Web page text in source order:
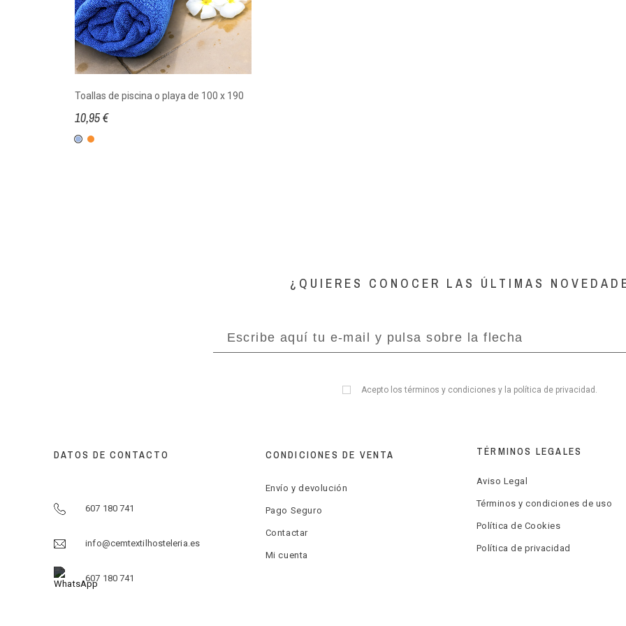
Toallas de piscina o playa de 100 x 190
10,95 €
Celeste
Naranja
¿QUIERES CONOCER LAS ÚLTIMAS
Acepto lostérminos y condiciones y la política de privacidad .
DATOS DE CONTACTO
607 180 741
info@cemtextilhosteleria.es
607 180 741
CONDICIONES DE VENTA
Envío y devolución
Pago Seguro
Contactar
Mi cuenta
TÉRMINOS LEGALES
Aviso Legal
Términos y condiciones de uso
Política de Cookies
Política de privacidad